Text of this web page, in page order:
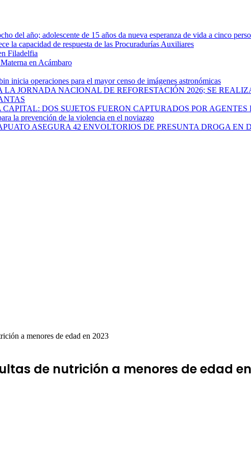
del año; adolescente de 15 años da nueva esperanza de vida a cinco
la capacidad de respuesta de las Procuradurías Auxiliares
Filadelfia
en Acámbaro
inicia operaciones para el mayor censo de imágenes astronómicas
JORNADA NACIONAL DE REFORESTACIÓN 2026; SE
DOS SUJETOS FUERON CAPTURADOS POR
la prevención de la violencia en el noviazgo
ASEGURA 42 ENVOLTORIOS DE PRESUNTA DROGA EN
a menores de edad en 2023
de nutrición a menores de edad